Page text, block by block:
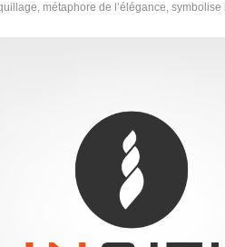
métaphore de l’élégance, symbolise